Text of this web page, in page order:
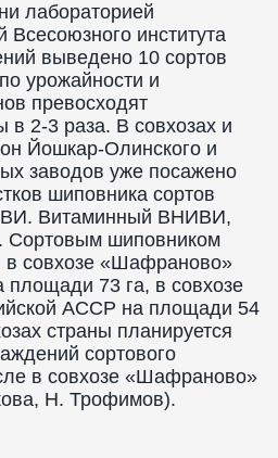
лабораторией
Всесоюзного института
выведено 10 сортов
урожайности и
превосходят
2-3 раза. В совхозах и
Йошкар-Олинского и
заводов уже посажено
шиповника сортов
Витаминный ВНИВИ,
Сортовым шиповником
в совхозе «Шафраново»
73 га, в совхозе
АССР на площади 54
страны планируется
сортового
в совхозе «Шафраново»
Н. Трофимов).